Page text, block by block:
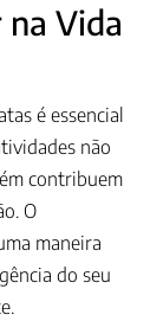
Vida
é essencial
não
contribuem
O
maneira
do seu